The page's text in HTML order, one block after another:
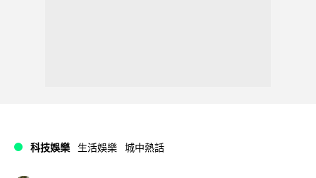
科技娛樂 生活娛樂 城中熱話